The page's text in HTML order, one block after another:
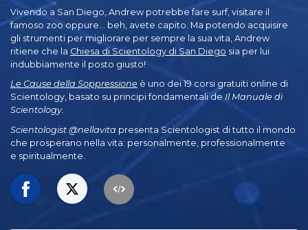
Vivendo a San Diego, Andrew potrebbe fare surf, visitare il
famoso zoo oppure… beh, avete capito. Ma potendo acquisire
gli strumenti per migliorare per sempre la sua vita, Andrew
ritiene che la Chiesa di Scientology di San Diego sia per lui
indubbiamente il posto giusto!
Le Cause della Soppressione è uno dei 19 corsi gratuiti online di
Scientology, basato su principi fondamentali deIl Manuale di
Scientology.
Scientologist @nellavita presenta Scientologist di tutto il mondo
che prosperano nella vita: personalmente, professionalmente
e spiritualmente.